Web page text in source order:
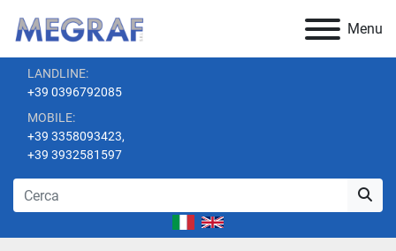
Menu
LANDLINE:
+39 0396792085
MOBILE:
+39 3358093423,
+39 3932581597